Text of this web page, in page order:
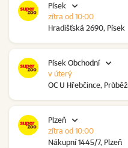
Písek
Hradišťská 2690, Písek
zítra od 10:00
Písek Obchodní
OC U Hřebčince,
v úterý
Plzeň
Nákupní 1445/7, Plzeň
zítra od 10:00